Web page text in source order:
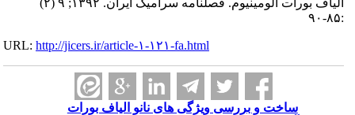
الیاف بورات آلومینیوم. فصلنامه سرامیک ایران. ۱۳۹۲; ۹ (۲)
URL:http://jicers.ir/article-۱-۱۲۱-fa.html
ساخت و بررسی ویژگی های نانو الیاف بورات